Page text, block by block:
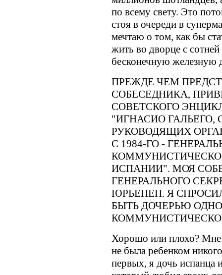
по всему свету. Это
стоя в очереди в
мечтаю о том, как бы
жить во дворце с
бесконечную железную
ПРЕЖДЕ ЧЕМ
СОБЕСЕДНИКА,
СОВЕТСКОГО
"ИГНАСИО ГАЛЬЕГО,
РУКОВОДЯЩИХ
С 1984-ГО -
ИСПАНИИ". МОЯ
ГЕНЕРАЛЬНОГО
ЮРЬЕНЕН. Я
БЫТЬ ДОЧЕРЬЮ
Хорошо или плохо? Мне
не была ребенком
первых, я дочь испанца